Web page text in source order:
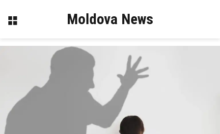
Menu Moldova News